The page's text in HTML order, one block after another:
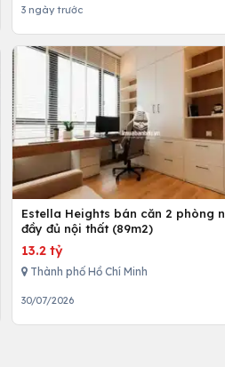
3 ngày trước
Estella Heights bán căn 2 phòng
đầy đủ nội thất (89m2)
13.2 tỷ
Thành phố Hồ Chí Minh
30/07/2026